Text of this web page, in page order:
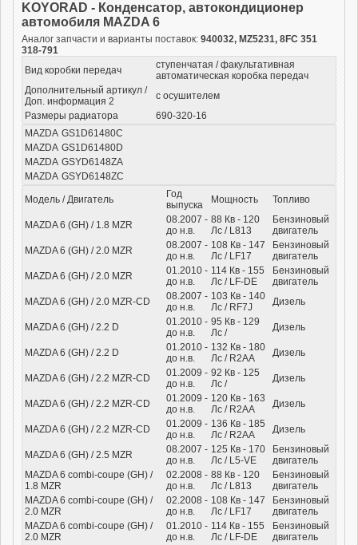
KOYORAD - Конденсатор, автокондиционер
автомобиля MAZDA 6
Аналог запчасти и варианты поставок: 940032, MZ5231, 8FC 351
318-791
Вид коробки передач
ступенчатая / факультативная
автоматическая коробка передач
Дополнительный артикул /
Доп. информация 2
с осушителем
Размеры радиатора
690-320-16
MAZDA GS1D61480C
MAZDA GS1D61480D
MAZDA GSYD6148ZA
MAZDA GSYD6148ZC
Модель / Двигатель
Год
выпуска
Мощность Топливо
MAZDA 6 (GH) / 1.8 MZR
08.2007 -
до н.в.
88 Кв - 120
Лс / L813
Бензиновый
двигатель
MAZDA 6 (GH) / 2.0 MZR
08.2007 -
до н.в.
108 Кв - 147
Лс / LF17
Бензиновый
двигатель
MAZDA 6 (GH) / 2.0 MZR
01.2010 -
до н.в.
114 Кв - 155
Лс / LF-DE
Бензиновый
двигатель
MAZDA 6 (GH) / 2.0 MZR-CD
08.2007 -
до н.в.
103 Кв - 140
Лс / RF7J Дизель
MAZDA 6 (GH) / 2.2 D
01.2010 -
до н.в.
95 Кв - 129
Лс / Дизель
MAZDA 6 (GH) / 2.2 D
01.2010 -
до н.в.
132 Кв - 180
Лс / R2AA Дизель
MAZDA 6 (GH) / 2.2 MZR-CD
01.2009 -
до н.в.
92 Кв - 125
Лс / Дизель
MAZDA 6 (GH) / 2.2 MZR-CD
01.2009 -
до н.в.
120 Кв - 163
Лс / R2AA Дизель
MAZDA 6 (GH) / 2.2 MZR-CD
01.2009 -
до н.в.
136 Кв - 185
Лс / R2AA Дизель
MAZDA 6 (GH) / 2.5 MZR
08.2007 -
до н.в.
125 Кв - 170
Лс / L5-VE
Бензиновый
двигатель
MAZDA 6 combi-coupe (GH) /
1.8 MZR
02.2008 -
до н.в.
88 Кв - 120
Лс / L813
Бензиновый
двигатель
MAZDA 6 combi-coupe (GH) /
2.0 MZR
02.2008 -
до н.в.
108 Кв - 147
Лс / LF17
Бензиновый
двигатель
MAZDA 6 combi-coupe (GH) /
2.0 MZR
01.2010 -
до н.в.
114 Кв - 155
Лс / LF-DE
Бензиновый
двигатель